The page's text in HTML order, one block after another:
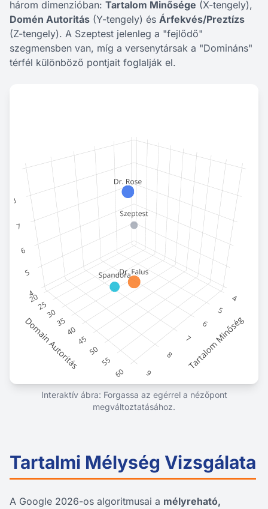
három dimenzióban: Tartalom Minősége (X-tengely),
Domén Autoritás (Y-tengely) és Árfekvés/Preztízs
(Z-tengely). A Szeptest jelenleg a "fejlődő"
szegmensben van, míg a versenytársak a "Domináns"
térfél különböző pontjait foglalják el.
Interaktív ábra: Forgassa az egérrel a nézőpont
megváltoztatásához.
Tartalmi Mélység Vizsgálata
A Google 2026-os algoritmusai a mélyreható,